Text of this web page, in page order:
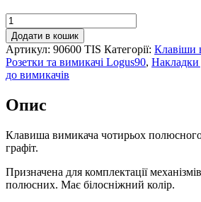
Клавіша
вимикача
чотирьох
полюсного
LOGUS
металік
90600
кількість
Додати в кошик
Артикул: 90600 TIS Категорії: Клавіши
Розетки та вимикачі Logus90, Накладки
до вимикачів
Опис
Клавиша вимикача чотирьох
графіт.
Призначена для комплектації
полюсних. Має білосніжний колір.